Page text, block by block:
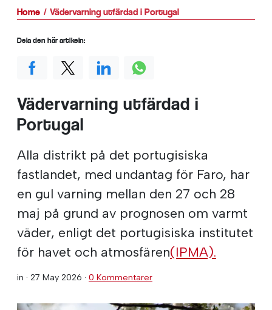
Home Vädervarning utfärdad i Portugal
Vädervarning utfärdad i
Portugal
Alla distrikt på det portugisiska
fastlandet, med undantag för Faro, har
en gul varning mellan den 27 och 28
maj på grund av prognosen om varmt
väder, enligt det portugisiska institutet
för havet och atmosfären(IPMA).
in · 27 May 2026 · 0 Kommentarer
Dela den här artikeln: